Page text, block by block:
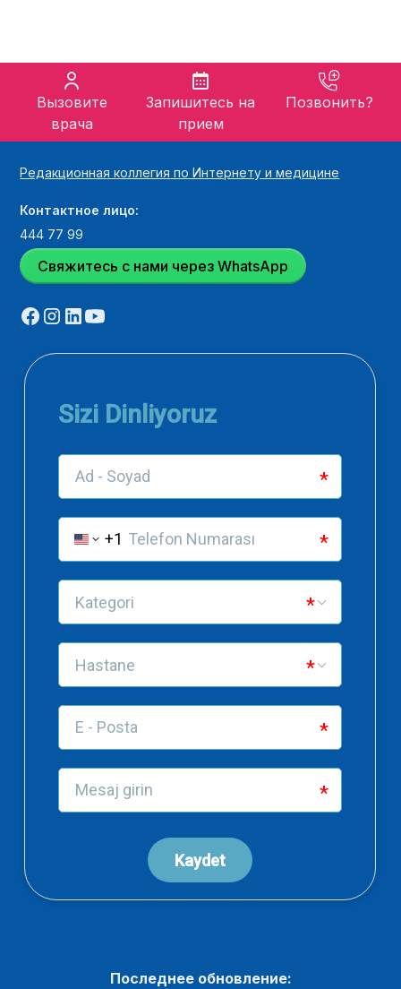
Вызовите
врача
Запишитесь на
прием
Позвонить?
Редакционная коллегия по Интернету и медицине
Контактное лицо:
444 77 99
Свяжитесь с нами через WhatsApp
Последнее обновление: